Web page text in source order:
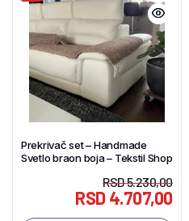
Prekrivač set – Handmade
Svetlo braon boja – Tekstil Shop
RSD5.230,00
RSD4.707,00